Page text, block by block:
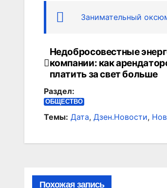
Занимательный
Навигация
по
записям
Недобросовестные
компании: как
платить за свет больше
Раздел:
ОБЩЕСТВО
Темы: Дата, Дзен.Новости,
Похожая запись